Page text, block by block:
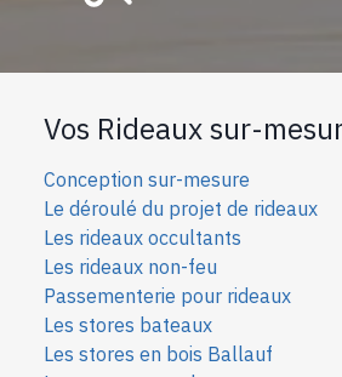
Vos Rideaux sur-
Conception sur-mesure
Le déroulé du projet de rideaux
Les rideaux occultants
Les rideaux non-feu
Passementerie pour rideaux
Les stores bateaux
Les stores en bois Ballauf